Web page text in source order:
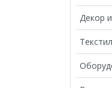
Декор